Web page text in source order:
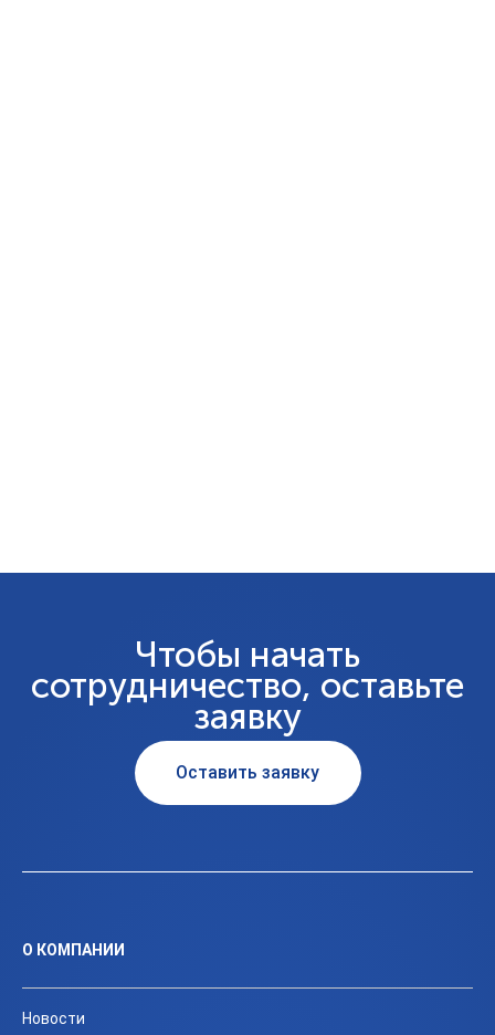
Чтобы начать
сотрудничество, оставьте
заявку
Оставить заявку
О КОМПАНИИ
Новости